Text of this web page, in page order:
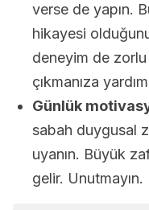
verse de yapın.
hikayesi
deneyim de
çıkmanıza
Günlük
sabah duygusal
uyanın. Büyük
gelir. Unutmayın.